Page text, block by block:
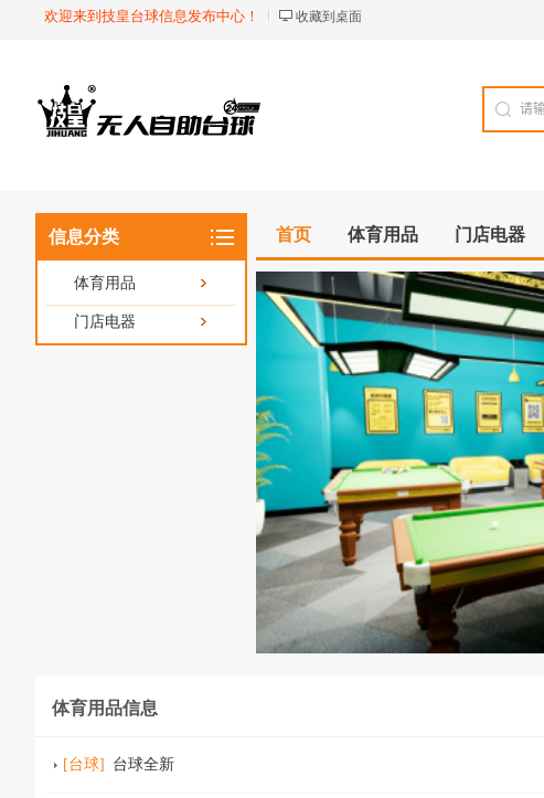
欢迎来到技皇台球信息发布中心！ 收藏到桌面
信息分类
体育用品
门店电器
首页 体育用品 门店电器
体育用品信息
[台球] 台球全新